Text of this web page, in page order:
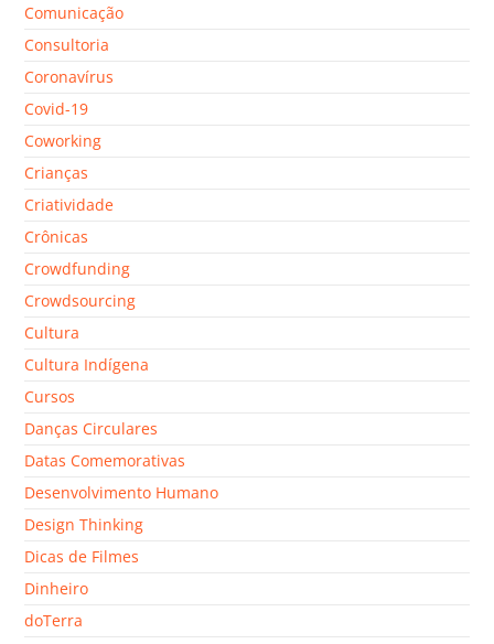
Comunicação
Consultoria
Coronavírus
Covid-19
Coworking
Crianças
Criatividade
Crônicas
Crowdfunding
Crowdsourcing
Cultura
Cultura Indígena
Cursos
Danças Circulares
Datas Comemorativas
Desenvolvimento Humano
Design Thinking
Dicas de Filmes
Dinheiro
doTerra